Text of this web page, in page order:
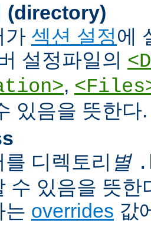
(directory)
가 섹션 설정에
설정파일의
,
있음을 뜻한다.
를 디렉토리 별
수 있음을 뜻한
는 overrides 값